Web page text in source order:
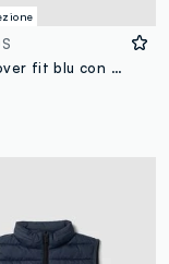
Giacca over fit blu con cappuccio e zip per bambino